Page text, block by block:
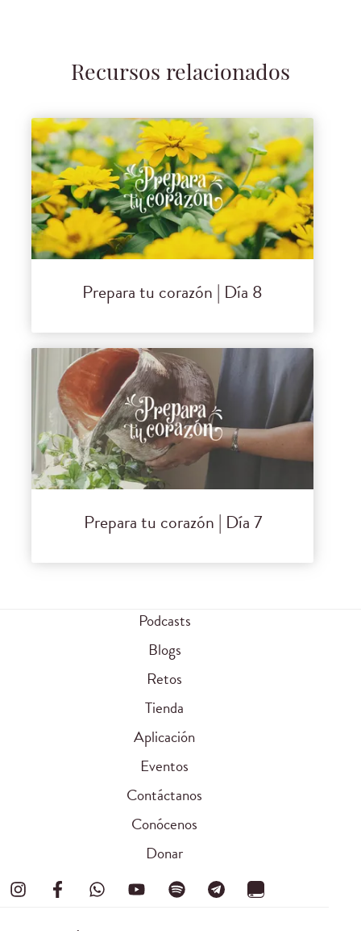
Recursos relacionados
Prepara tu corazón | Día 8
Prepara tu corazón | Día 7
Podcasts
Blogs
Retos
Tienda
Aplicación
Eventos
Contáctanos
Conócenos
Donar